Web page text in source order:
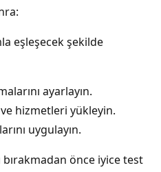
eşleşecek şekilde
ayarlayın.
hizmetleri yükleyin.
uygulayın.
bırakmadan önce iyice test